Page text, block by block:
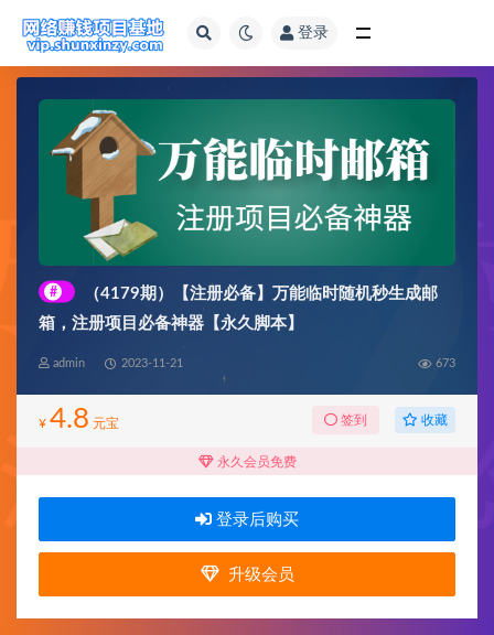
登录
#
（4179期）【注册必备】万能临时随机秒生成邮
箱，注册项目必备神器【永久脚本】
admin 2023-11-21 673
¥ 4.8 元宝 签到 收藏
永久会员免费
登录后购买
升级会员